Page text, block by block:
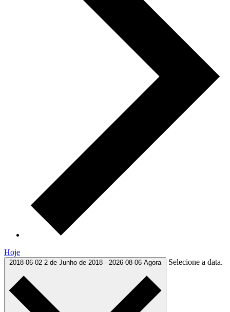
Hoje
2018-06-02 2 de Junho de 2018 - 2026-08-06 Agora Selecione a data.